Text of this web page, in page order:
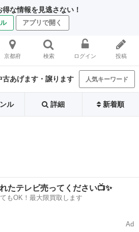
な情報を見逃さない！
アプリで開く
京都府 検索 ログイン 投稿
あげます・譲ります 人気キーワード
ル 詳細 新着順
れたテレビ売ってください📺✨
もOK！最大限買取します
Ad